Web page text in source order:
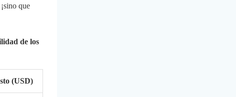
que
de los
(USD)